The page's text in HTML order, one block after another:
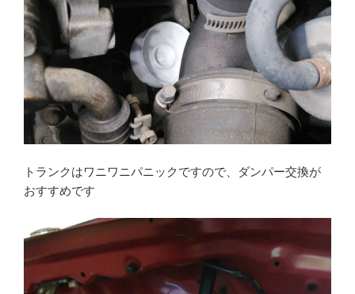
トランクはワニワニパニックですので、ダンパー交換が
おすすめです